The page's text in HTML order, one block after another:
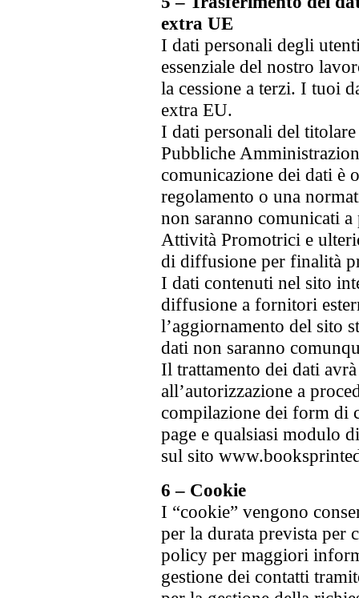
extra UE
I dati personali degli
essenziale del nostro
la cessione a terzi. I tuoi
extra EU.
I dati personali del
Pubbliche
comunicazione dei dati è
regolamento o una
non saranno comunicati
Attività Promotrici e
di diffusione per finalità
I dati contenuti nel sito
diffusione a fornitori
l’aggiornamento del sito
dati non saranno
Il trattamento dei dati
all’autorizzazione a
compilazione dei form di
page e qualsiasi modulo
sul sito
6 – Cookie
I “cookie” vengono
per la durata prevista per
policy per maggiori
gestione dei contatti